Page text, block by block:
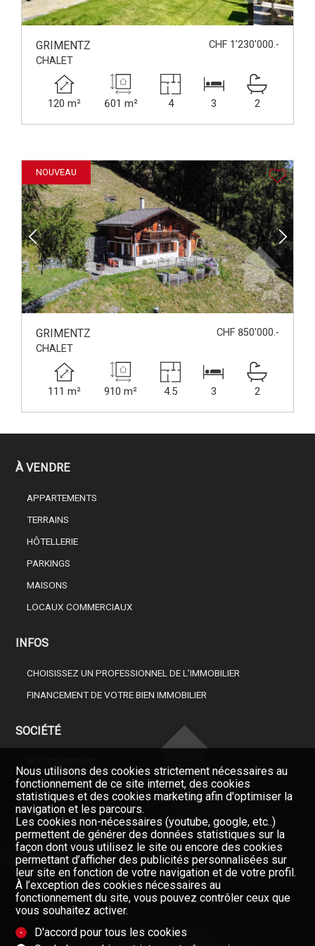
GRIMENTZ
CHF 1'230'000.-
CHALET
120 m² 601 m² 4 3 2
NOUVEAU
GRIMENTZ
CHF 850'000.-
CHALET
111 m² 910 m² 4.5 3 2
À VENDRE
APPARTEMENTS
TERRAINS
HÔTELLERIE
PARKINGS
MAISONS
LOCAUX COMMERCIAUX
INFOS
CHOISISSEZ UN PROFESSIONNEL DE L’IMMOBILIER
FINANCEMENT DE VOTRE BIEN IMMOBILIER
SOCIÉTÉ
À PROPOS DE NOUS
GAZETTE
FORMULAIRE DE CONTACT
Restez informés, enregistrez-
vous à notre newsletter
Newsletter
Nous utilisons des cookies strictement nécessaires au
fonctionnement de ce site internet, des cookies
statistiques et des cookies marketing afin d'optimiser la
navigation et les parcours.
Les cookies non-nécessaires (youtube, google, etc..)
permettent de générer des données statistiques sur la
façon dont vous utilisez le site ou encore des cookies
permettant d’afficher des publicités personnalisées sur
leur site en fonction de votre navigation et de votre profil.
À l’exception des cookies nécessaires au
fonctionnement du site, vous pouvez contrôler ceux que
vous souhaitez activer.
D'accord pour tous les cookies